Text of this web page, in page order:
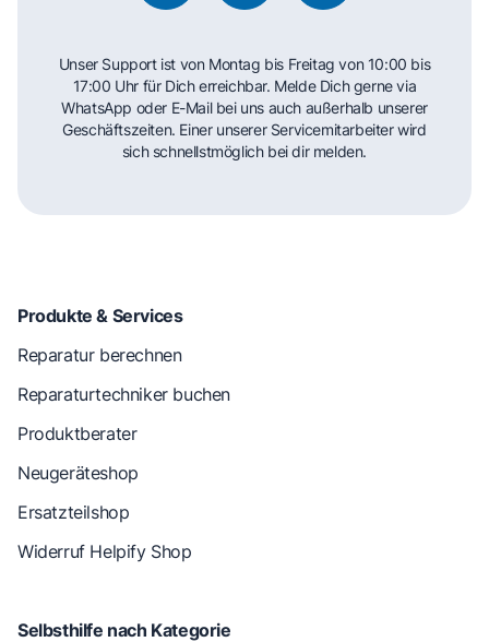
Unser Support ist von Montag bis Freitag von 10:00 bis
17:00 Uhr für Dich erreichbar. Melde Dich gerne via
WhatsApp oder E-Mail bei uns auch außerhalb unserer
Geschäftszeiten. Einer unserer Servicemitarbeiter wird
sich schnellstmöglich bei dir melden.
Produkte & Services
Reparatur berechnen
Reparaturtechniker buchen
Produktberater
Neugeräteshop
Ersatzteilshop
Widerruf Helpify Shop
Selbsthilfe nach Kategorie